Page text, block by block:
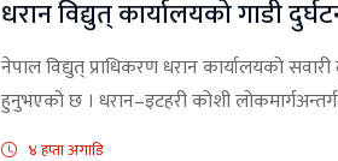
धरान विद्युत् कार्यालयको गाडी
नेपाल विद्युत् प्राधिकरण धरान कार्यालयको
हुनुभएको छ । धरान–इटहरी कोशी
४ हप्ता अगाडि